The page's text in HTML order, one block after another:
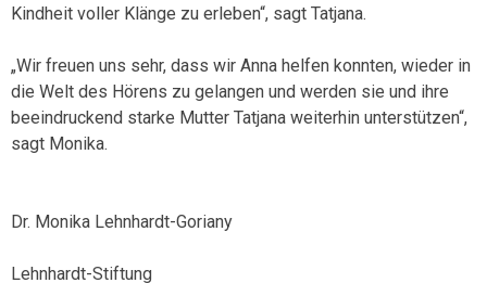
Kindheit voller Klänge zu erleben“, sagt Tatjana.
„Wir freuen uns sehr, dass wir Anna helfen konnten, wieder in
die Welt des Hörens zu gelangen und werden sie und ihre
beeindruckend starke Mutter Tatjana weiterhin unterstützen“,
sagt Monika.
Dr. Monika Lehnhardt-Goriany
Lehnhardt-Stiftung